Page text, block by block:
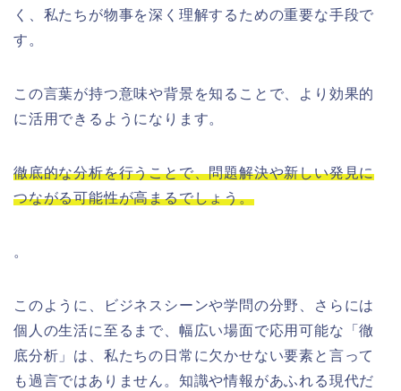
く、私たちが物事を深く理解するための重要な手段で
す。
この言葉が持つ意味や背景を知ることで、より効果的
に活用できるようになります。
徹底的な分析を行うことで、問題解決や新しい発見に
つながる可能性が高まるでしょう。
。
このように、ビジネスシーンや学問の分野、さらには
個人の生活に至るまで、幅広い場面で応用可能な「徹
底分析」は、私たちの日常に欠かせない要素と言って
も過言ではありません。知識や情報があふれる現代だ